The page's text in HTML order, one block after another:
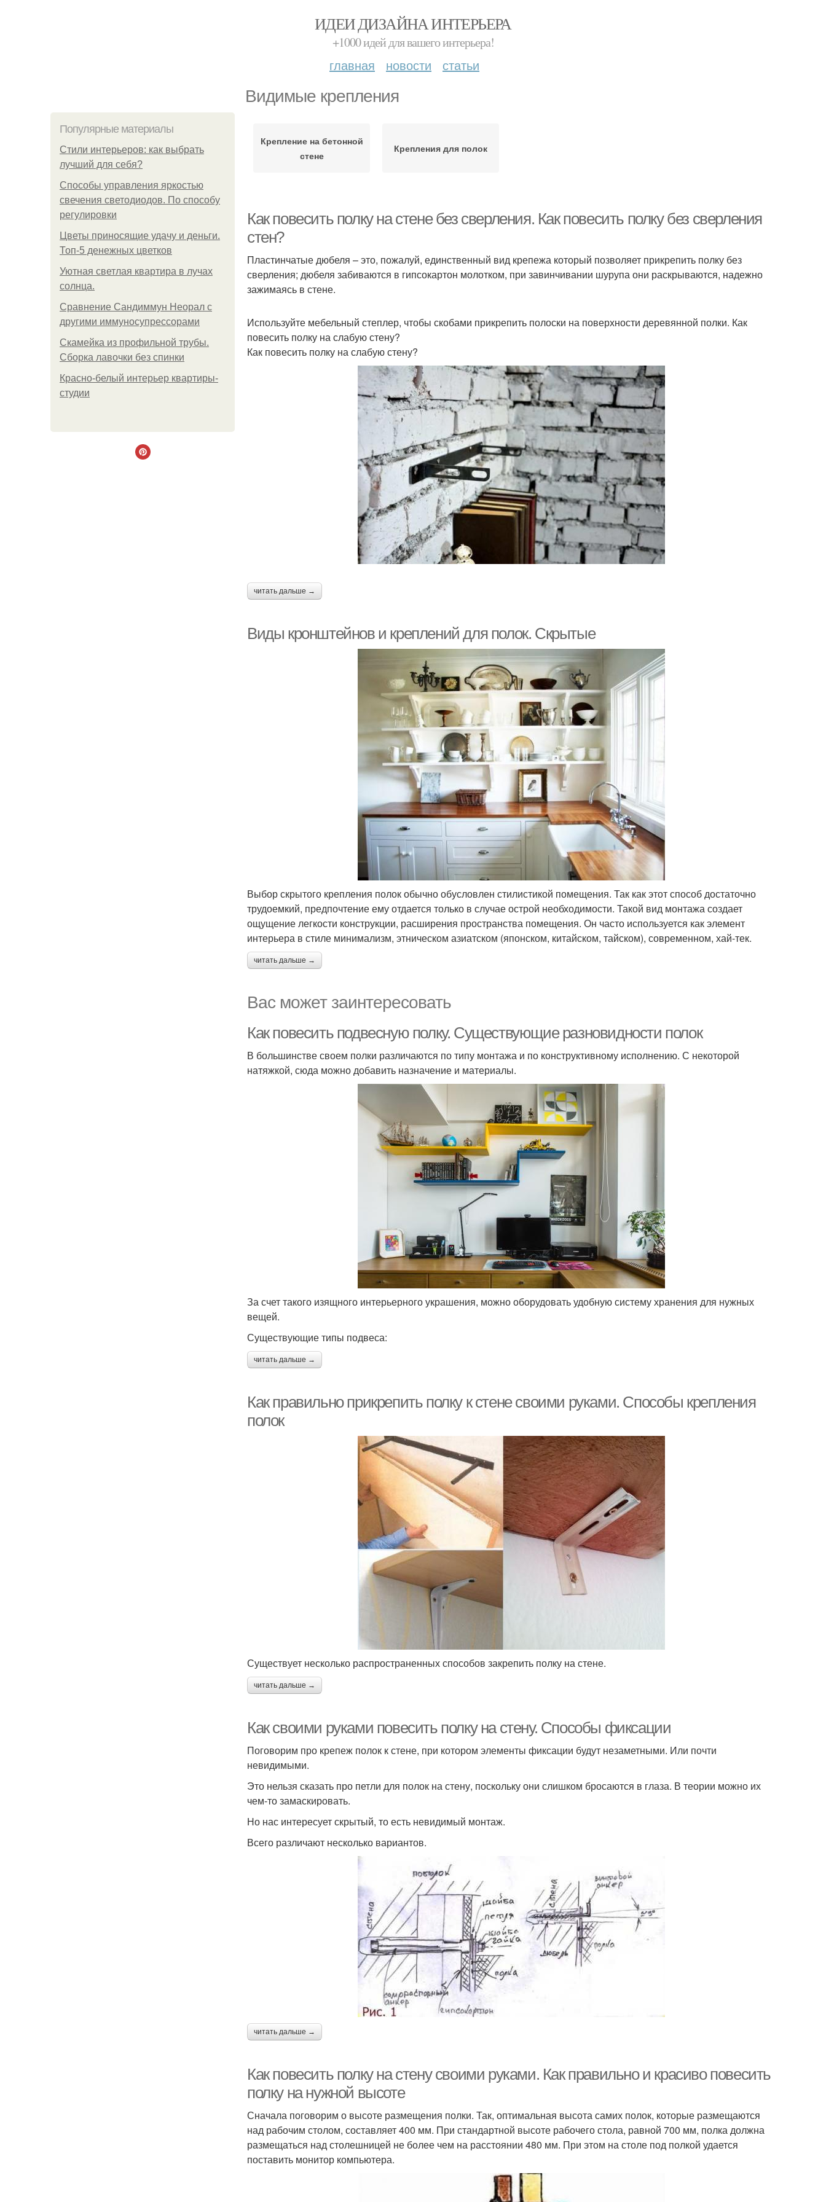
ИДЕИ ДИЗАЙНА ИНТЕРЬЕРА
+1000 идей для вашего интерьера!
главная новости статьи
Видимые крепления
Популярные материалы
Стили интерьеров: как выбрать
лучший для себя?
Способы управления яркостью
свечения светодиодов. По способу
регулировки
Цветы приносящие удачу и деньги.
Топ-5 денежных цветков
Уютная светлая квартира в лучах
солнца.
Сравнение Сандиммун Неорал с
другими иммуносупрессорами
Скамейка из профильной трубы.
Сборка лавочки без спинки
Красно-белый интерьер квартиры-
студии
Крепление на бетонной
стене
Крепления для полок
Как повесить полку на стене без сверления. Как повесить полку без сверления
стен?
Пластинчатые дюбеля – это, пожалуй, единственный вид крепежа который позволяет прикрепить полку без
сверления; дюбеля забиваются в гипсокартон молотком, при завинчивании шурупа они раскрываются, надежно
зажимаясь в стене.
Используйте мебельный степлер, чтобы скобами прикрепить полоски на поверхности деревянной полки. Как
повесить полку на слабую стену?
Как повесить полку на слабую стену?
читать дальше →
Виды кронштейнов и креплений для полок. Скрытые
Выбор скрытого крепления полок обычно обусловлен стилистикой помещения. Так как этот способ достаточно
трудоемкий, предпочтение ему отдается только в случае острой необходимости. Такой вид монтажа создает
ощущение легкости конструкции, расширения пространства помещения. Он часто используется как элемент
интерьера в стиле минимализм, этническом азиатском (японском, китайском, тайском), современном, хай-тек.
читать дальше →
Вас может заинтересовать
Как повесить подвесную полку. Существующие разновидности полок
В большинстве своем полки различаются по типу монтажа и по конструктивному исполнению. С некоторой
натяжкой, сюда можно добавить назначение и материалы.
За счет такого изящного интерьерного украшения, можно оборудовать удобную систему хранения для нужных
вещей.
Существующие типы подвеса:
читать дальше →
Как правильно прикрепить полку к стене своими руками. Способы крепления
полок
Существует несколько распространенных способов закрепить полку на стене.
читать дальше →
Как своими руками повесить полку на стену. Способы фиксации
Поговорим про крепеж полок к стене, при котором элементы фиксации будут незаметными. Или почти
невидимыми.
Это нельзя сказать про петли для полок на стену, поскольку они слишком бросаются в глаза. В теории можно их
чем-то замаскировать.
Но нас интересует скрытый, то есть невидимый монтаж.
Всего различают несколько вариантов.
читать дальше →
Как повесить полку на стену своими руками. Как правильно и красиво повесить
полку на нужной высоте
Сначала поговорим о высоте размещения полки. Так, оптимальная высота самих полок, которые размещаются
над рабочим столом, составляет 400 мм. При стандартной высоте рабочего стола, равной 700 мм, полка должна
размещаться над столешницей не более чем на расстоянии 480 мм. При этом на столе под полкой удается
поставить монитор компьютера.